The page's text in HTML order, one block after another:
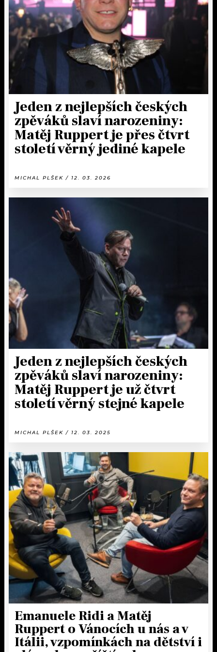
KALENDÁŘ
KVÍZY
VIP
MIX
OSTATNÍ
PROGRAM
PLAYLIST
JAK NALADIT
Jeden z nejlepších českých
zpěváků slaví narozeniny:
Matěj Ruppert je přes čtvrt
století věrný jediné kapele
MICHAL PLŠEK / 12. 03. 2026
Jeden z nejlepších českých
zpěváků slaví narozeniny:
Matěj Ruppert je už čtvrt
století věrný stejné kapele
MICHAL PLŠEK / 12. 03. 2025
Emanuele Ridi a Matěj
Ruppert o Vánocích u nás a v
Itálii, vzpomínkách na dětství i